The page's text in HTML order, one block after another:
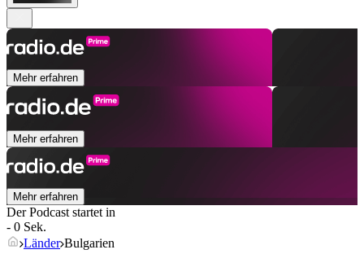
Mehr erfahren
Mehr erfahren
Mehr erfahren
Der Podcast startet in
- 0 Sek.
Länder Bulgarien